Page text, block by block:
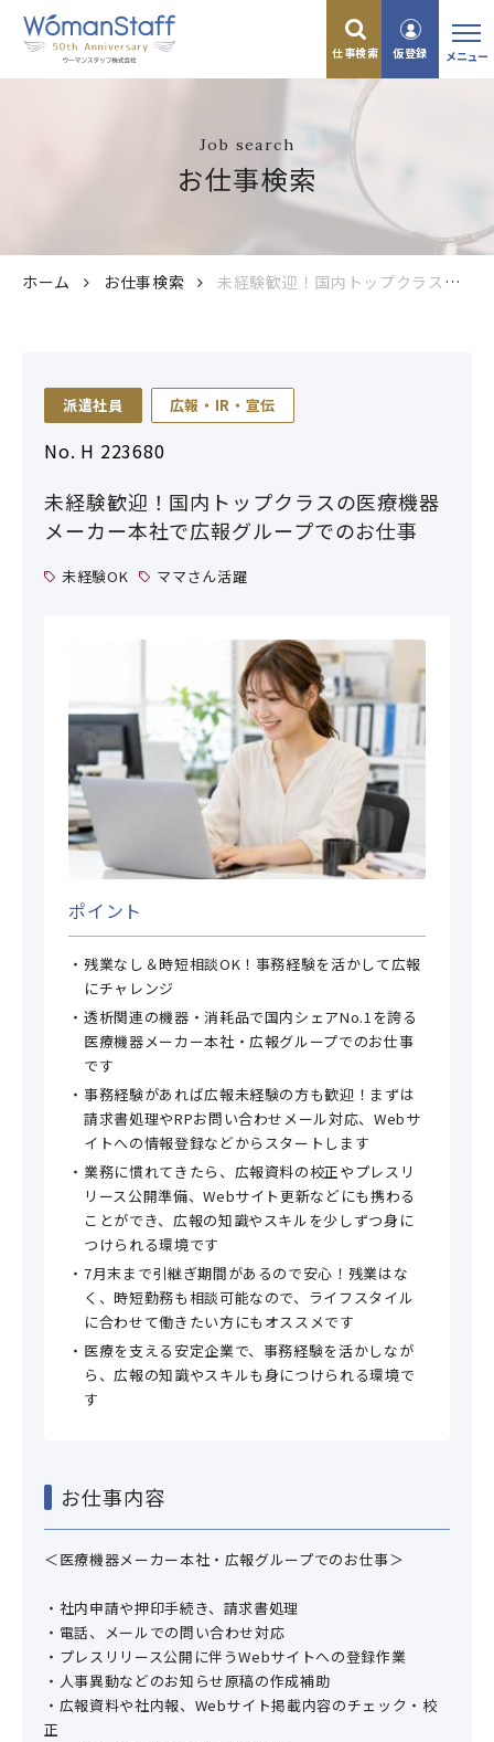
メニュー
仕事検索 仮登録
Job search
お仕事検索
ホーム お仕事検索 未経験歓迎！国内トップクラスの医療機器メーカー本社で広報グループでのお仕事
派遣社員 広報・IR・宣伝
No. H 223680
未経験歓迎！国内トップクラスの医療機器
メーカー本社で広報グループでのお仕事
未経験OK ママさん活躍
ポイント
残業なし＆時短相談OK！事務経験を活かして広報
にチャレンジ
透析関連の機器・消耗品で国内シェアNo.1を誇る
医療機器メーカー本社・広報グループでのお仕事
です
事務経験があれば広報未経験の方も歓迎！まずは
請求書処理やRPお問い合わせメール対応、Webサ
イトへの情報登録などからスタートします
業務に慣れてきたら、広報資料の校正やプレスリ
リース公開準備、Webサイト更新などにも携わる
ことができ、広報の知識やスキルを少しずつ身に
つけられる環境です
7月末まで引継ぎ期間があるので安心！残業はな
く、時短勤務も相談可能なので、ライフスタイル
に合わせて働きたい方にもオススメです
医療を支える安定企業で、事務経験を活かしなが
ら、広報の知識やスキルも身につけられる環境で
す
お仕事内容
＜医療機器メーカー本社・広報グループでのお仕事＞
・社内申請や押印手続き、請求書処理
・電話、メールでの問い合わせ対応
・プレスリリース公開に伴うWebサイトへの登録作業
・人事異動などのお知らせ原稿の作成補助
・広報資料や社内報、Webサイト掲載内容のチェック・校
正